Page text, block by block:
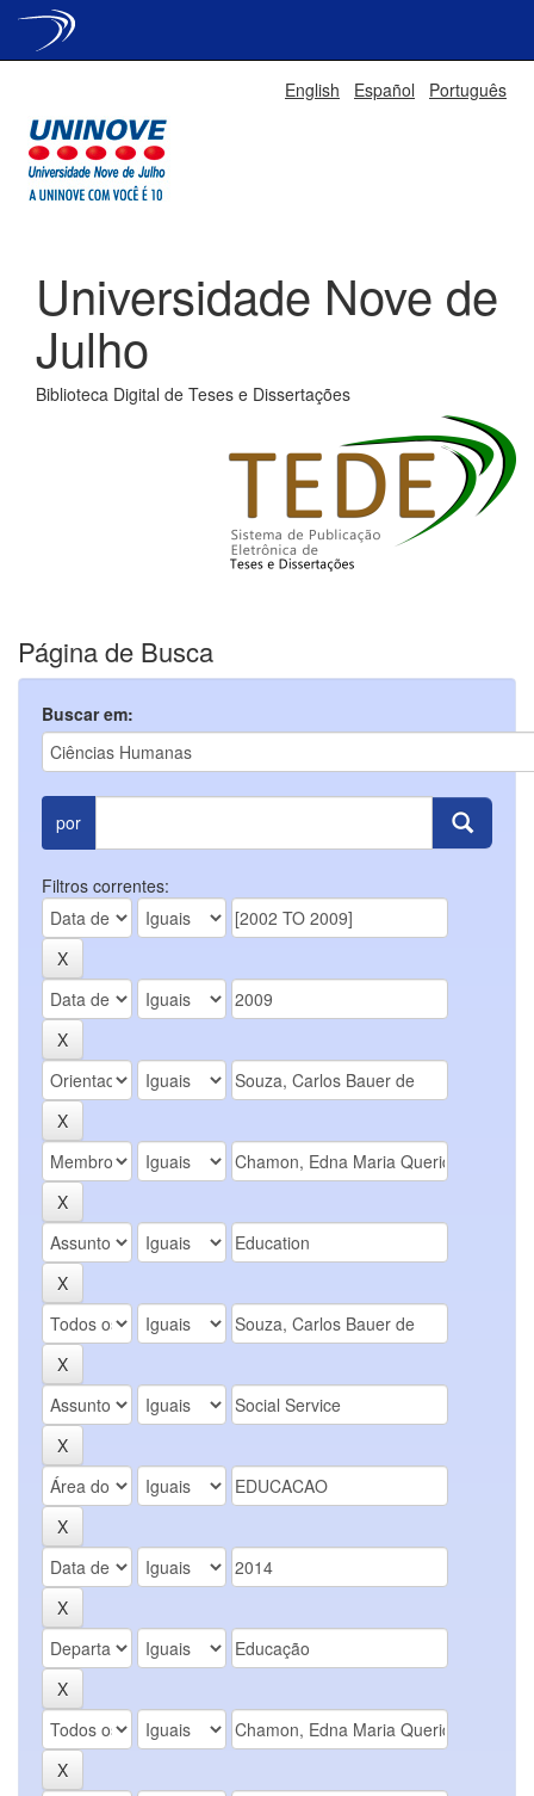
English Español Português
Universidade Nove de
Julho
Biblioteca Digital de Teses e Dissertações
Página de Busca
Buscar em:
por
Filtros correntes: